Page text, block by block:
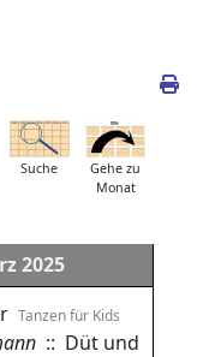
Suche
Gehe zu
Monat
2025
Tanzen für Kids
:: Düt und